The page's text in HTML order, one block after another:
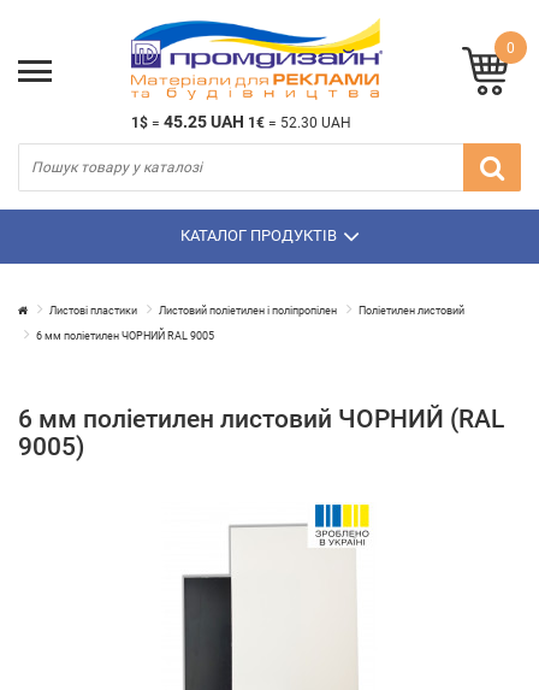
1$ = 45.25 UAH 1€ = 52.30 UAH
0
КАТАЛОГ ПРОДУКТІВ
Листові пластики Листовий поліетилен і поліпропілен Поліетилен листовий
6 мм поліетилен ЧОРНИЙ RAL 9005
6 мм поліетилен листовий ЧОРНИЙ (RAL
9005)